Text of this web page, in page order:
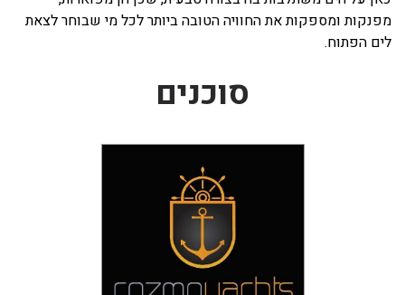
מפנקות ומספקות את החוויה הטובה ביותר לכל מי שבוחר לצאת
לים הפתוח.
סוכנים